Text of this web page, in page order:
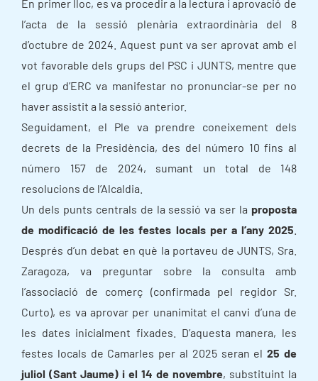
En primer lloc, es va procedir a la lectura i aprovació de
l’acta de la sessió plenària extraordinària del 8
d’octubre de 2024. Aquest punt va ser aprovat amb el
vot favorable dels grups del PSC i JUNTS, mentre que
el grup d’ERC va manifestar no pronunciar-se per no
haver assistit a la sessió anterior.
Seguidament, el Ple va prendre coneixement dels
decrets de la Presidència, des del número 10 fins al
número 157 de 2024, sumant un total de 148
resolucions de l’Alcaldia.
Un dels punts centrals de la sessió va ser la proposta
de modificació de les festes locals per a l’any 2025
Després d’un debat en què la portaveu de JUNTS, Sra.
Zaragoza, va preguntar sobre la consulta amb
l’associació de comerç (confirmada pel regidor Sr.
Curto), es va aprovar per unanimitat el canvi d’una de
les dates inicialment fixades. D’aquesta manera, les
festes locals de Camarles per al 2025 seran el25 de
juliol (Sant Jaume) i el 14 de novembre, substituint la